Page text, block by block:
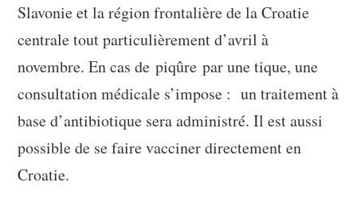
Slavonie et la région frontalière de la Croatie
centrale tout particulièrement d’avril à
novembre. En cas de piqûre par une tique, une
consultation médicale s’impose : un traitement à
base d’antibiotique sera administré. Il est aussi
possible de se faire vacciner directement en
Croatie.